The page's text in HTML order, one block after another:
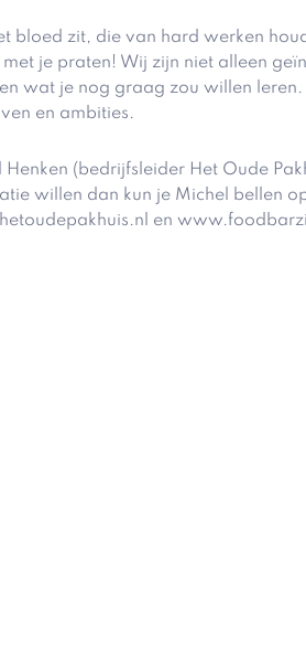
bloed zit, die van hard werken
je praten! Wij zijn niet alleen
wat je nog graag zou willen
en ambities.
(bedrijfsleider Het Oude
willen dan kun je Michel bellen
en